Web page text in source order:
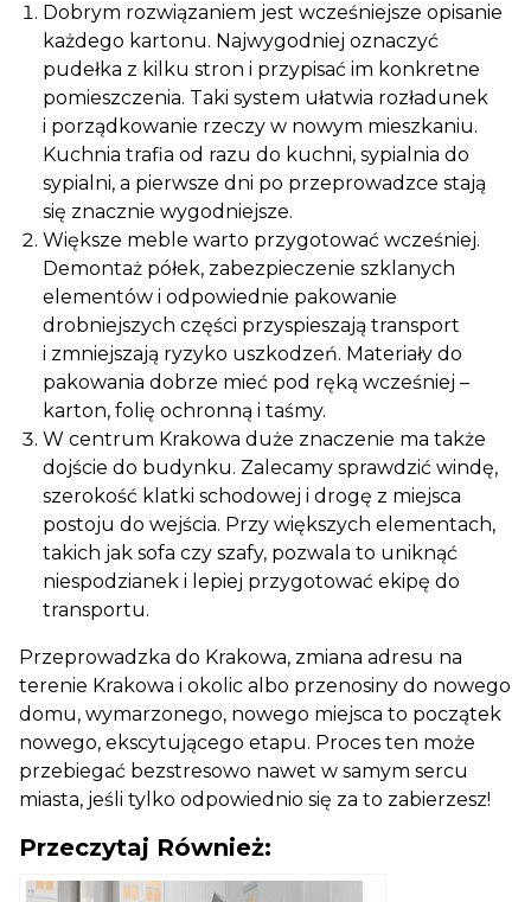
Dobrym rozwiązaniem jest wcześniejsze opisanie
każdego kartonu. Najwygodniej oznaczyć
pudełka z kilku stron i przypisać im konkretne
pomieszczenia. Taki system ułatwia rozładunek
i porządkowanie rzeczy w nowym mieszkaniu.
Kuchnia trafia od razu do kuchni, sypialnia do
sypialni, a pierwsze dni po przeprowadzce stają
się znacznie wygodniejsze.
Większe meble warto przygotować wcześniej.
Demontaż półek, zabezpieczenie szklanych
elementów i odpowiednie pakowanie
drobniejszych części przyspieszają transport
i zmniejszają ryzyko uszkodzeń. Materiały do
pakowania dobrze mieć pod ręką wcześniej –
karton, folię ochronną i taśmy.
W centrum Krakowa duże znaczenie ma także
dojście do budynku. Zalecamy sprawdzić windę,
szerokość klatki schodowej i drogę z miejsca
postoju do wejścia. Przy większych elementach,
takich jak sofa czy szafy, pozwala to uniknąć
niespodzianek i lepiej przygotować ekipę do
transportu.
Przeprowadzka do Krakowa, zmiana adresu na
terenie Krakowa i okolic albo przenosiny do nowego
domu, wymarzonego, nowego miejsca to początek
nowego, ekscytującego etapu. Proces ten może
przebiegać bezstresowo nawet w samym sercu
miasta, jeśli tylko odpowiednio się za to zabierzesz!
Przeczytaj Również: